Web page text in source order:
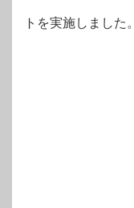
トを実施しました。